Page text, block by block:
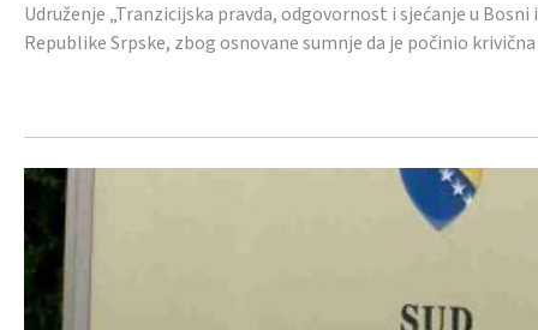
Udruženje „Tranzicijska pravda, odgovornost i sjećanje u
Republike Srpske, zbog osnovane sumnje da je počinio